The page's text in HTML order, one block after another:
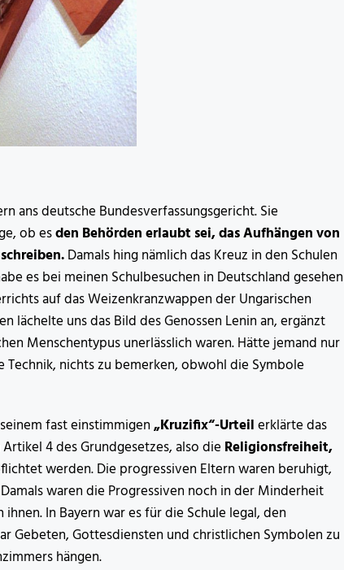
ans deutsche Bundesverfassungsgericht. Sie
ob esden Behörden erlaubt sei, das Aufhängen von
Damals hing nämlich das Kreuz in den Schulen
es bei meinen Schulbesuchen in Deutschland gesehen
auf das Weizenkranzwappen der Ungarischen
uns das Bild des Genossen Lenin an, ergänzt
Menschentypus unerlässlich waren. Hätte jemand nur
nichts zu bemerken, obwohl die Symbole
fast einstimmigen„Kruzifix“-Urteilerklärte das
4 des Grundgesetzes, also die Religionsfreiheit,
werden. Die progressiven Eltern waren beruhigt,
waren die Progressiven noch in der Minderheit
In Bayern war es für die Schule legal, den
Gebeten, Gottesdiensten und christlichen Symbolen zu
hängen.